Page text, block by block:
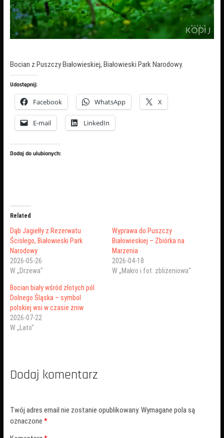
Bocian z Puszczy Białowieskiej, Białowieski Park Narodowy.
Udostępnij:
Facebook WhatsApp X
E-mail LinkedIn
Dodaj do ulubionych:
Related
Dąb Jagiełły z Rezerwatu
Ścisłego, Białowieski Park
Narodowy
2026-05-26
W „Drzewa"
Wyprawa do Puszczy
Białowieskiej – Zbiórka na
Marzenia
2026-04-18
W „Makro i fot. zbliżeniowa"
Bocian biały wśród złotych pól
Dolnego Śląska – symbol
polskiej wsi w czasie żniw
2026-07-22
W „Lato"
Dodaj komentarz
Twój adres email nie zostanie opublikowany. Wymagane pola są
oznaczone *